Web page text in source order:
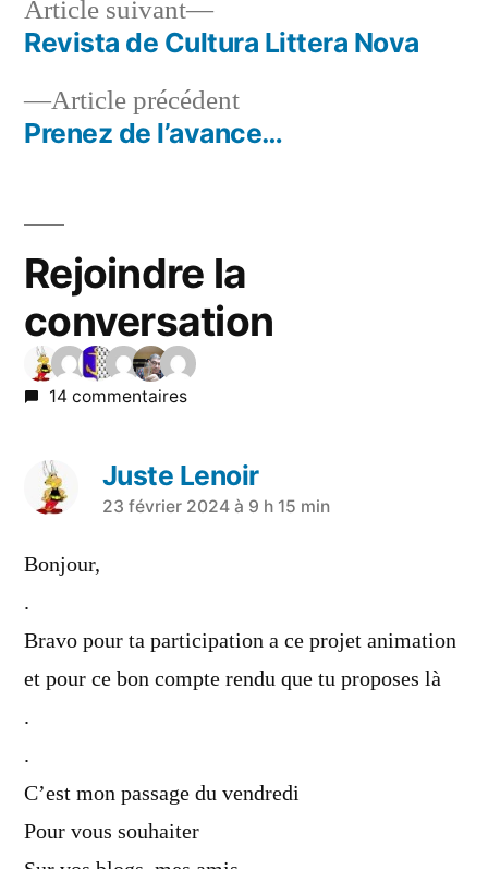
Article précédent
Prenez de l’avance…
Article suivant
Revista de Cultura Littera Nova
Rejoindre la
conversation
14 commentaires
Juste Lenoir
23 février 2024 à 9 h 15 min
Bonjour,
.
Bravo pour ta participation a ce projet animation
et pour ce bon compte rendu que tu proposes là
.
.
C’est mon passage du vendredi
Pour vous souhaiter